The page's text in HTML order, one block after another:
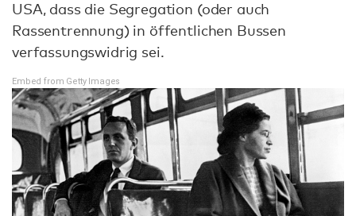
USA, dass die Segregation (oder auch
Rassentrennung) in öffentlichen Bussen
verfassungswidrig sei.
Embed from Getty Images